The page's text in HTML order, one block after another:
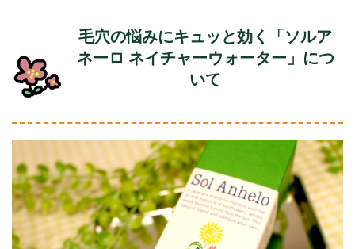
毛穴の悩みにキュッと効く「ソルア
ネーロ ネイチャーウォーター」につ
いて